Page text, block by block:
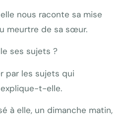
nous raconte sa mise
meurtre de sa sœur.
ses sujets ?
par les sujets qui
explique-t-elle.
à elle, un dimanche matin,